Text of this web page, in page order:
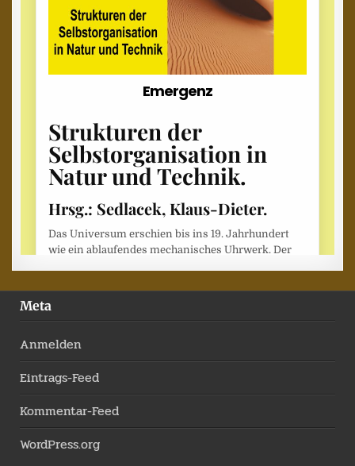
Meta
Anmelden
Eintrags-Feed
Kommentar-Feed
WordPress.org